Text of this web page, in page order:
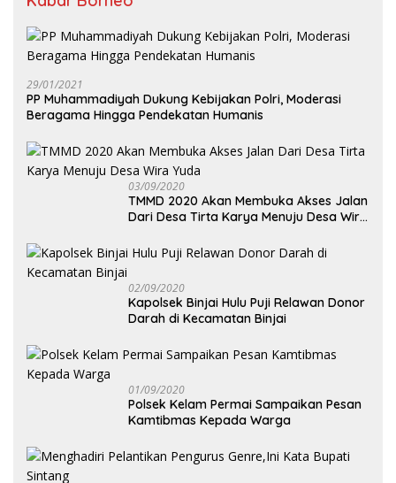
29/01/2021
PP Muhammadiyah Dukung Kebijakan Polri, Moderasi
Beragama Hingga Pendekatan Humanis
03/09/2020
TMMD 2020 Akan Membuka Akses Jalan
Dari Desa Tirta Karya Menuju Desa Wira
02/09/2020
Kapolsek Binjai Hulu Puji Relawan Donor
Darah di Kecamatan Binjai
01/09/2020
Polsek Kelam Permai Sampaikan Pesan
Kamtibmas Kepada Warga